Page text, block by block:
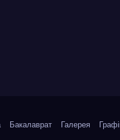
Бакалаврат Галерея